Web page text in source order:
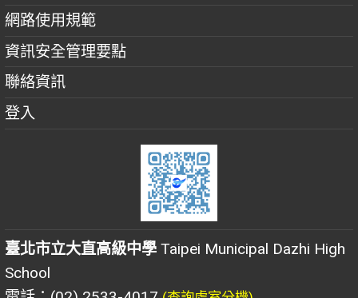
網路使用規範
資訊安全管理要點
聯絡資訊
登入
臺北市立大直高級中學 Taipei Municipal Dazhi High
School